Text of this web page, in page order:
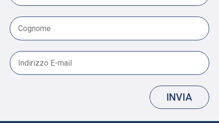
INVIA